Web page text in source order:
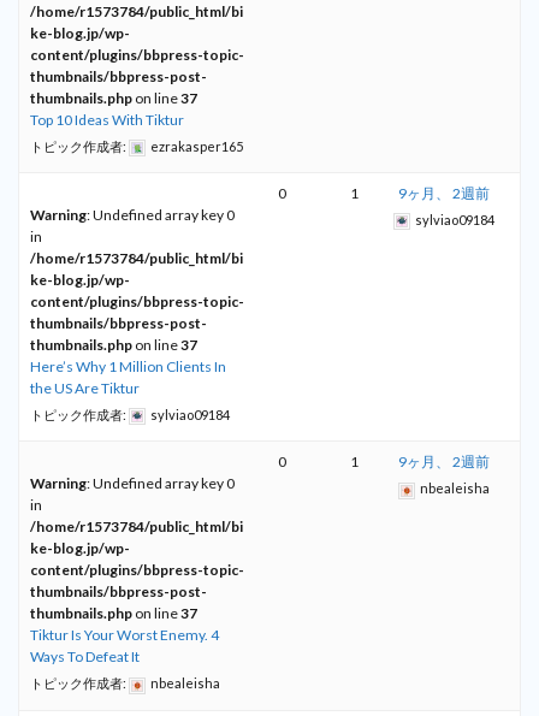
/home/r1573784/public_html/bi
ke-blog.jp/wp-
content/plugins/bbpress-topic-
thumbnails/bbpress-post-
thumbnails.php on line37
Top 10 Ideas With Tiktur
トピック作成者: ezrakasper165
Warning: Undefined array key 0
in
/home/r1573784/public_html/bi
ke-blog.jp/wp-
content/plugins/bbpress-topic-
thumbnails/bbpress-post-
thumbnails.php on line37
Here’s Why 1 Million Clients In
the US Are Tiktur
トピック作成者: sylviao09184
0 1 9ヶ月、 2週前
sylviao09184
Warning: Undefined array key 0
in
/home/r1573784/public_html/bi
ke-blog.jp/wp-
content/plugins/bbpress-topic-
thumbnails/bbpress-post-
thumbnails.php on line37
Tiktur Is Your Worst Enemy. 4
Ways To Defeat It
トピック作成者: nbealeisha
0 1 9ヶ月、 2週前
nbealeisha